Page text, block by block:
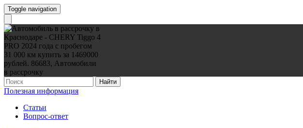
Toggle navigation
Найти
Полезная информация
Статьи
Вопрос-ответ